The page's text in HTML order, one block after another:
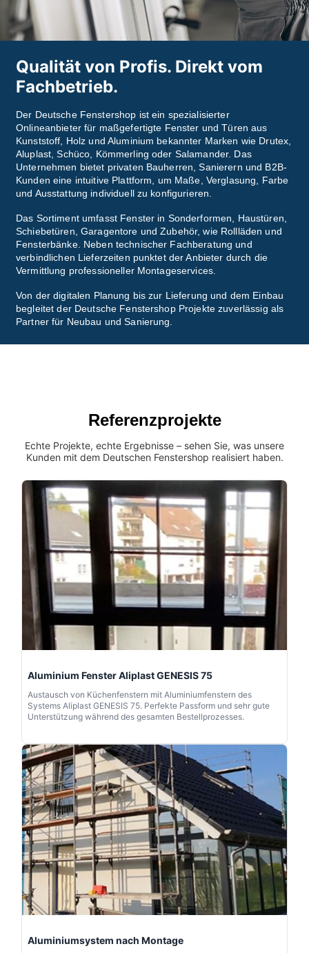
Qualität von Profis. Direkt vom
Fachbetrieb.
Der Deutsche Fenstershop ist ein spezialisierter
Onlineanbieter für maßgefertigte Fenster und Türen aus
Kunststoff, Holz und Aluminium bekannter Marken wie Drutex,
Aluplast, Schüco, Kömmerling oder Salamander. Das
Unternehmen bietet privaten Bauherren, Sanierern und B2B-
Kunden eine intuitive Plattform, um Maße, Verglasung, Farbe
und Ausstattung individuell zu konfigurieren.
Das Sortiment umfasst Fenster in Sonderformen, Haustüren,
Schiebetüren, Garagentore und Zubehör, wie Rollläden und
Fensterbänke. Neben technischer Fachberatung und
verbindlichen Lieferzeiten punktet der Anbieter durch die
Vermittlung professioneller Montageservices.
Von der digitalen Planung bis zur Lieferung und dem Einbau
begleitet der Deutsche Fenstershop Projekte zuverlässig als
Partner für Neubau und Sanierung.
Referenzprojekte
Echte Projekte, echte Ergebnisse – sehen Sie, was unsere
Kunden mit dem Deutschen Fenstershop realisiert haben.
Aluminium Fenster Aliplast GENESIS 75
Austausch von Küchenfenstern mit Aluminiumfenstern des
Systems Aliplast GENESIS 75. Perfekte Passform und sehr gute
Unterstützung während des gesamten Bestellprozesses.
Aluminiumsystem nach Montage